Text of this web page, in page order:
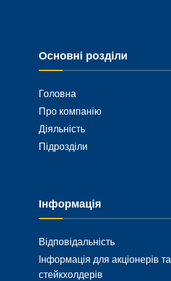
Основні розділи
Головна
Про компанію
Діяльність
Підрозділи
Інформація
Відповідальність
Інформація для акціонерів та
стейкхолдерів